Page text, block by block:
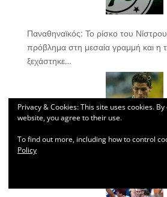
Παναθηναϊκός: Το ρίσκο του
πρόβλημα στη μεσαία γραμμή και η
ξεχάστηκε…
Το φιλικό που άλλαξε το ποδόσφαιρο
Privacy & Cookies: This site uses cookies.
website, you agree to their use.
To find out more, including how to control
Policy